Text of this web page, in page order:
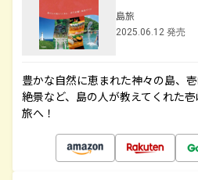
島旅
2025.06.12 発売
豊かな自然に恵まれた神々の島、
絶景など、島の人が教えてくれた
旅へ！